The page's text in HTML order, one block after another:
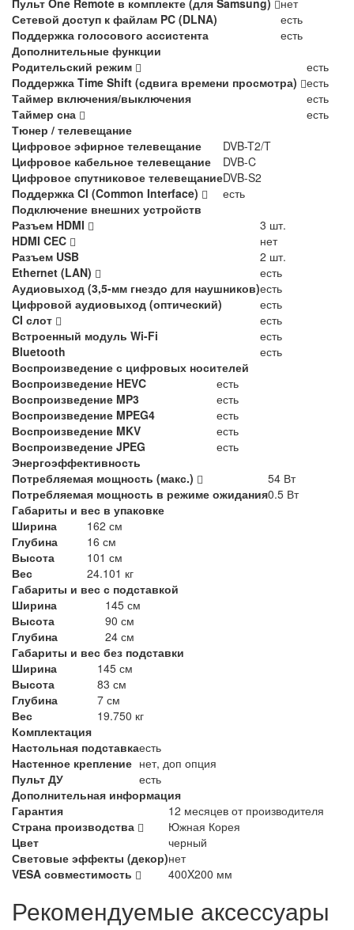
Сетевой доступ к файлам PC (DLNA)
есть
Поддержка голосового ассистента
есть
Дополнительные функции
Родительский режим
есть
Поддержка Time Shift (сдвига времени просмотра)
есть
Таймер включения/выключения
есть
Таймер сна
есть
Тюнер / телевещание
Цифровое эфирное телевещание
DVB-T2/T
Цифровое кабельное телевещание
DVB-C
Цифровое спутниковое телевещаниеDVB-S2
Поддержка CI (Common Interface)
есть
Подключение внешних устройств
Разъем HDMI
3 шт.
HDMI CEC
нет
Разъем USB
2 шт.
Ethernet (LAN)
есть
Аудиовыход (3,5-мм гнездо для наушников)есть
Цифровой аудиовыход (оптический)
есть
CI слот
есть
Встроенный модуль Wi-Fi
есть
Bluetooth
есть
Воспроизведение с цифровых носителей
Воспроизведение HEVC
есть
Воспроизведение MP3
есть
Воспроизведение MPEG4
есть
Воспроизведение MKV
есть
Воспроизведение JPEG
есть
Энергоэффективность
Потребляемая мощность (макс.)
54 Вт
Потребляемая мощность в режиме ожидания0.5 Вт
Габариты и вес в упаковке
Ширина
162 см
Глубина
16 см
Высота
101 см
Вес
24.101 кг
Габариты и вес с подставкой
Ширина
145 см
Высота
90 см
Глубина
24 см
Габариты и вес без подставки
Ширина
145 см
Высота
83 см
Глубина
7 см
Вес
19.750 кг
Комплектация
Настольная подставкаесть
Настенное крепление нет, доп опция
Пульт ДУ
есть
Дополнительная информация
Гарантия
12 месяцев от производителя
Страна производства
Южная Корея
Цвет
черный
Световые эффекты (декор)нет
VESA совместимость
400X200 мм
Рекомендуемые аксессуары